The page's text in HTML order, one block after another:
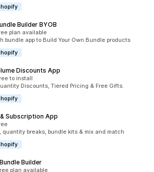
Builder BYOB
：263件
plan available
bundle app to Build Your Own Bundle products
Discounts App
：585件
to install
Discounts, Tiered Pricing & Free Gifts.
Subscription App
229件
quantity breaks, bundle kits & mix and match
Builder
plan available